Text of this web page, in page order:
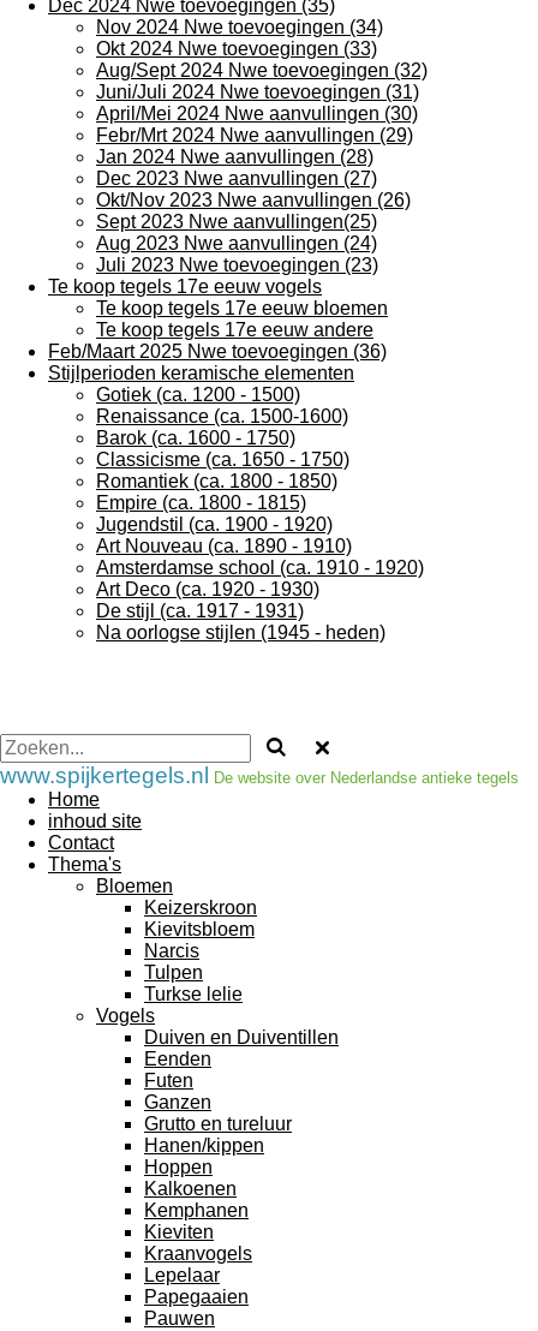
Dec 2024 Nwe toevoegingen (35)
Nov 2024 Nwe toevoegingen (34)
Okt 2024 Nwe toevoegingen (33)
Aug/Sept 2024 Nwe toevoegingen (32)
Juni/Juli 2024 Nwe toevoegingen (31)
April/Mei 2024 Nwe aanvullingen (30)
Febr/Mrt 2024 Nwe aanvullingen (29)
Jan 2024 Nwe aanvullingen (28)
Dec 2023 Nwe aanvullingen (27)
Okt/Nov 2023 Nwe aanvullingen (26)
Sept 2023 Nwe aanvullingen(25)
Aug 2023 Nwe aanvullingen (24)
Juli 2023 Nwe toevoegingen (23)
Te koop tegels 17e eeuw vogels
Te koop tegels 17e eeuw bloemen
Te koop tegels 17e eeuw andere
Feb/Maart 2025 Nwe toevoegingen (36)
Stijlperioden keramische elementen
Gotiek (ca. 1200 - 1500)
Renaissance (ca. 1500-1600)
Barok (ca. 1600 - 1750)
Classicisme (ca. 1650 - 1750)
Romantiek (ca. 1800 - 1850)
Empire (ca. 1800 - 1815)
Jugendstil (ca. 1900 - 1920)
Art Nouveau (ca. 1890 - 1910)
Amsterdamse school (ca. 1910 - 1920)
Art Deco (ca. 1920 - 1930)
De stijl (ca. 1917 - 1931)
Na oorlogse stijlen (1945 - heden)
www.spijkertegels.nl De website over Nederlandse antieke tegels
Home
inhoud site
Contact
Thema's
Bloemen
Keizerskroon
Kievitsbloem
Narcis
Tulpen
Turkse lelie
Vogels
Duiven en Duiventillen
Eenden
Futen
Ganzen
Grutto en tureluur
Hanen/kippen
Hoppen
Kalkoenen
Kemphanen
Kieviten
Kraanvogels
Lepelaar
Papegaaien
Pauwen